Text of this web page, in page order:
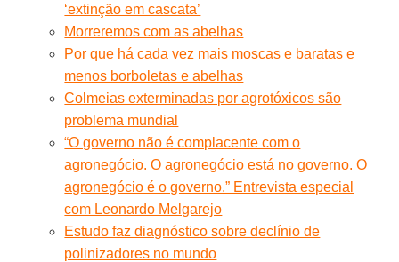
‘extinção em cascata’
Morreremos com as abelhas
Por que há cada vez mais moscas e baratas e
menos borboletas e abelhas
Colmeias exterminadas por agrotóxicos são
problema mundial
“O governo não é complacente com o
agronegócio. O agronegócio está no governo. O
agronegócio é o governo.” Entrevista especial
com Leonardo Melgarejo
Estudo faz diagnóstico sobre declínio de
polinizadores no mundo